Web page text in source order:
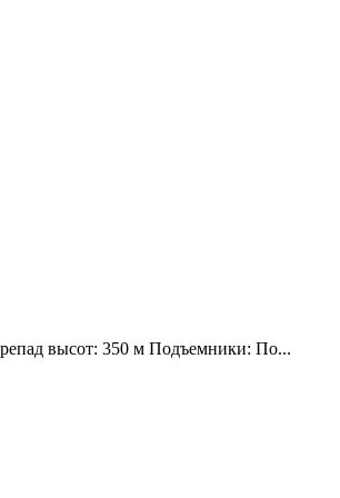
высот: 350 м Подъемники: По...